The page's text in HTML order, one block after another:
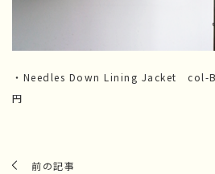
・Needles Down Lining Jacket
円
前の記事